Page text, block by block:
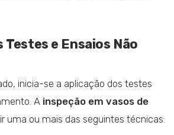
Testes e Ensaios Não
inicia-se a aplicação dos testes
A inspeção em vasos de
uma ou mais das seguintes técnicas: